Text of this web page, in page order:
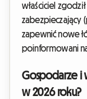
właściciel
zabezpieczający
zapewnić nowe
poinformowani
Gospodarze i
w 2026 roku?